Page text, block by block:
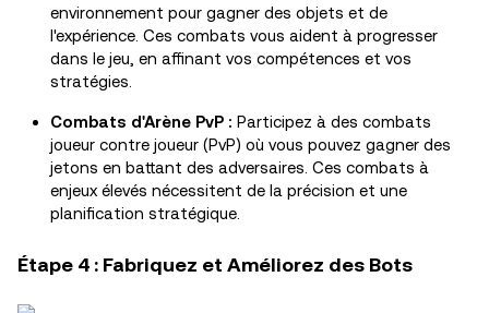
environnement pour gagner des objets et de
l'expérience. Ces combats vous aident à progresser
dans le jeu, en affinant vos compétences et vos
stratégies.
Combats d'Arène PvP : Participez à des combats
joueur contre joueur (PvP) où vous pouvez gagner des
jetons en battant des adversaires. Ces combats à
enjeux élevés nécessitent de la précision et une
planification stratégique.
Étape 4 : Fabriquez et Améliorez des Bots